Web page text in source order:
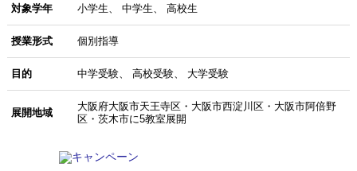
対象学年 小学生 中学生 高校生
授業形式 個別指導
目的 中学受験 高校受験 大学受験
展開地域
大阪府大阪市天王寺区・大阪市西淀川区・大阪市阿倍野
区・茨木市に5教室展開